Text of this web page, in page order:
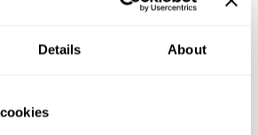
Details About